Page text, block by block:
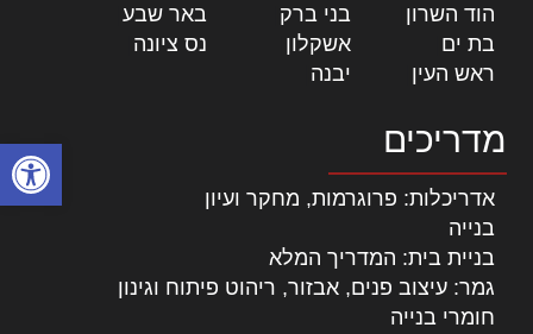
פתח
הוד השרון
בני ברק באר שבע
בת ים
אשקלון נס ציונה
ראש העין
יבנה
מדריכים
אדריכלות: פרוגרמות, מחקר ועיון
בנייה
בניית בית: המדריך המלא
גמר: עיצוב פנים, אבזור, ריהוט פיתוח וגינון
חומרי בנייה